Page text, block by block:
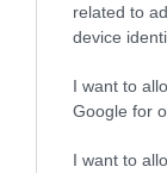
related to
device
I want to
Google for
I want to